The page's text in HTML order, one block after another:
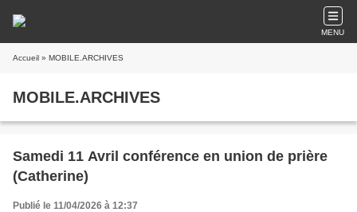
MENU
Accueil » MOBILE.ARCHIVES
MOBILE.ARCHIVES
Samedi 11 Avril conférence en union de prière
(Catherine)
Publié le 11/04/2026 à 12:37